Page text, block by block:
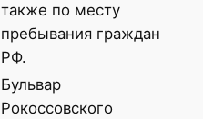
также по месту
пребывания граждан
РФ.
Бульвар
Рокоссовского